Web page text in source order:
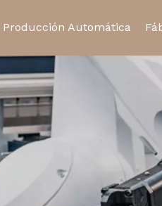
Relé de estado sólido
Toma de relé
Producción Automática